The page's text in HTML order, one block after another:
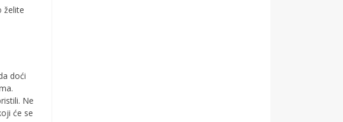
želite
doći
Ne
će se